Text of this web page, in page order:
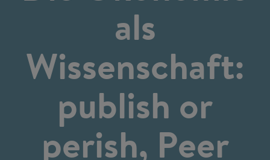
als
Wissenschaft:
publish or
perish, Peer